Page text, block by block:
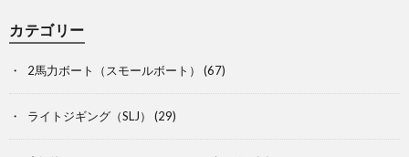
カテゴリー
2馬力ボート（スモールボート） (67)
ライトジギング（SLJ） (29)